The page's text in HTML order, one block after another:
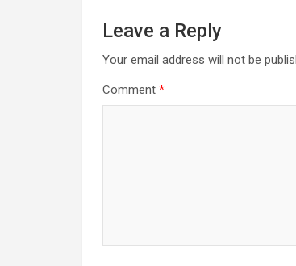
Leave a Reply
Your email address will not be
Comment *